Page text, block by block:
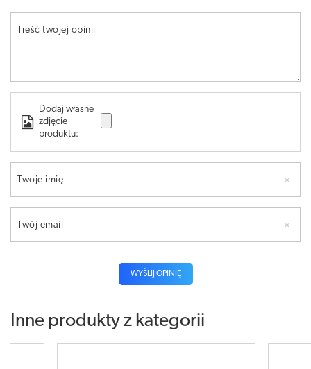
Treść twojej opinii
Dodaj własne
zdjęcie
produktu:
Twoje imię
Twój email
WYŚLIJ OPINIĘ
Inne produkty z kategorii